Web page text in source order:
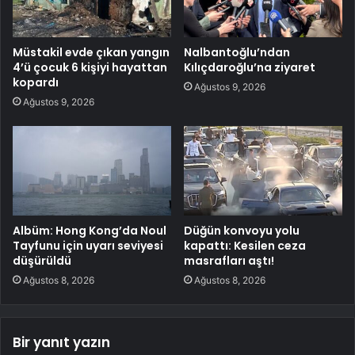
Müstakil evde çıkan yangın
4’ü çocuk 6 kişiyi hayattan
kopardı
Ağustos 9, 2026
Nalbantoğlu’ndan
Kılıçdaroğlu’na ziyaret
Ağustos 9, 2026
Albüm: Hong Kong’da Noul
Tayfunu için uyarı seviyesi
düşürüldü
Ağustos 8, 2026
Düğün konvoyu yolu
kapattı: Kesilen ceza
masrafları aştı!
Ağustos 8, 2026
Bir yanıt yazın